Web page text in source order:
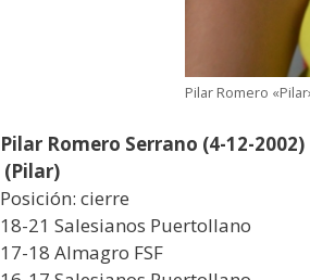
Pilar Romero
Pilar Romero Serrano (4-12-2002)
(Pilar)
Posición: cierre
18-21 Salesianos Puertollano
17-18 Almagro FSF